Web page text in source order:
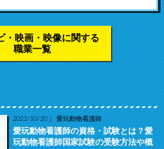
・映画・映像に関する
職業一覧
2022/10/20 愛玩動物看護師
愛玩動物看護師の資格・試験とは？愛
玩動物看護師国家試験の受験方法や概